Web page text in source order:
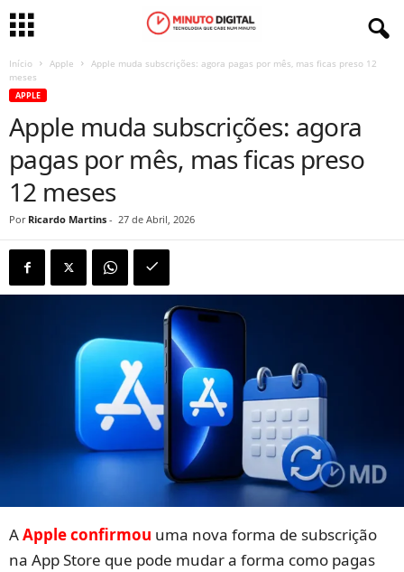
Início Apple
Apple muda subscrições: agora pagas por mês, mas ficas preso 12
meses
APPLE
Apple muda subscrições: agora
pagas por mês, mas ficas preso
12 meses
Por Ricardo Martins - 27 de Abril, 2026
AApple confirmou uma nova forma de subscrição
na App Store que pode mudar a forma como pagas